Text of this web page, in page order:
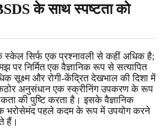
के साथ स्पष्टता को
स्केल सिर्फ एक प्रश्नावली से कहीं अधिक है;
पर निर्मित एक वैज्ञानिक रूप से सत्यापित
सूक्ष्म और रोगी-केंद्रित देखभाल की दिशा में
अनुसंधान एक स्क्रीनिंग उपकरण के रूप
की पुष्टि करता है। इसके वैज्ञानिक
पहले कदम के रूप में उपयोग करने
हैं।